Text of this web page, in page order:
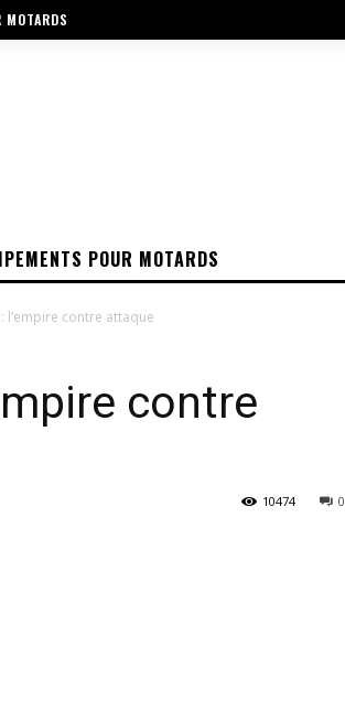
MOTARDS
POUR MOTARDS
l’empire contre attaque
contre
0
10474